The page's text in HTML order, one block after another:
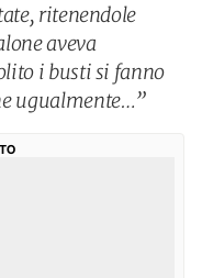
ritenendole
aveva
i busti si fanno
ugualmente…”